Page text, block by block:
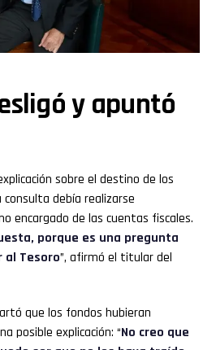
y apuntó
sobre el destino de los
debía realizarse
encargado de las cuentas fiscales.
porque es una pregunta
al Tesoro”, afirmó el titular del
que los fondos hubieran
posible explicación: “No creo que